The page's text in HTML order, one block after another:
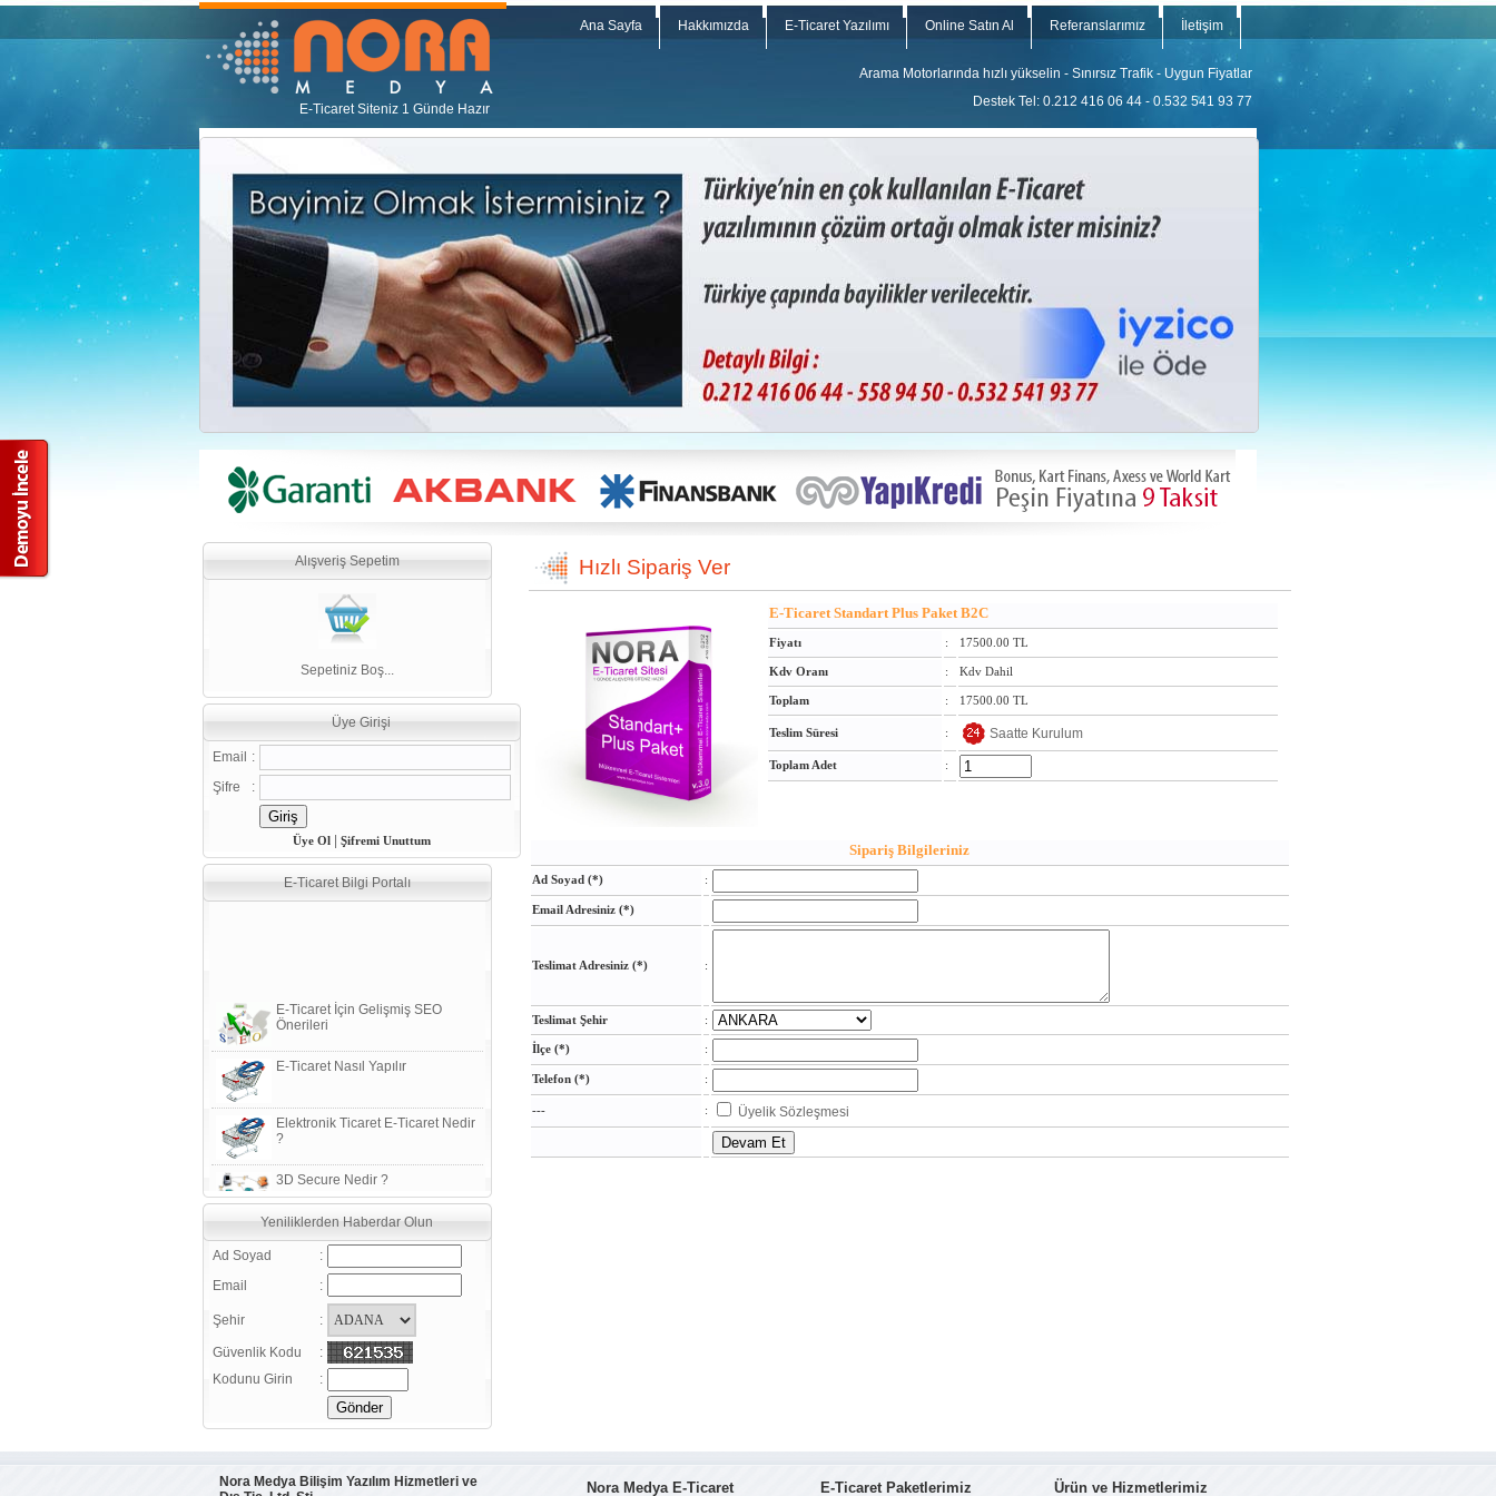
E-Ticaret Siteniz 1 Günde Hazır
Ana Sayfa Hakkımızda E-Ticaret Yazılımı Online Satın Al Referanslarımız İletişim
Arama Motorlarında hızlı yükselin - Sınırsız Trafik - Uygun Fiyatlar
Destek Tel: 0.212 416 06 44 - 0.532 541 93 77
Alışveriş Sepetim
Sepetiniz Boş...
Üye Girişi
Email
:
Şifre
:
Üye Ol| Şifremi Unuttum
E-Ticaret Bilgi Portalı
Önerileri
E-Ticaret Nasıl Yapılır
Elektronik Ticaret E-Ticaret Nedir
?
3D Secure Nedir ?
Sanal Pos Nedir?
Güvenlik sertifikaları ile ilgili bazı
kavram ve tanımlar
Daha verimli satışlar için, Google
Analiz Kullanın
E-Ticaret (Elektronik Ticaret)
Yeniliklerden Haberdar Olun
Ad Soyad
:
Email
:
Şehir :
Güvenlik Kodu
:
Kodunu Girin
:
Hızlı Sipariş Ver
E-Ticaret Standart Plus Paket B2C
Fiyatı : 17500.00 TL
Kdv Oranı : Kdv Dahil
Toplam : 17500.00 TL
Teslim Süresi : Saatte Kurulum
Toplam Adet :
Sipariş Bilgileriniz
Ad Soyad (*) :
Email Adresiniz (*)
Teslimat Adresiniz (*) :
Teslimat Şehir :
İlçe (*) :
Telefon (*) :
--- : Üyelik Sözleşmesi
Nora Medya Bilişim Yazılım Hizmetleri ve
Nora Medya E-Ticaret E-Ticaret Paketlerimiz Ürün ve Hizmetlerimiz